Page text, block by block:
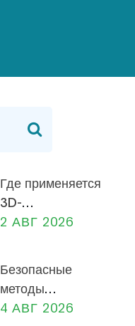
Где применяется
3D-
моделирование
от
проектирования
до производства
2 АВГ 2026
Безопасные
методы
работы на
4 АВГ 2026